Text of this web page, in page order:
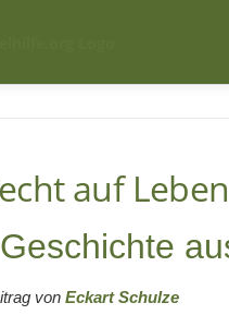
auf Leben
von Eckart Schulze